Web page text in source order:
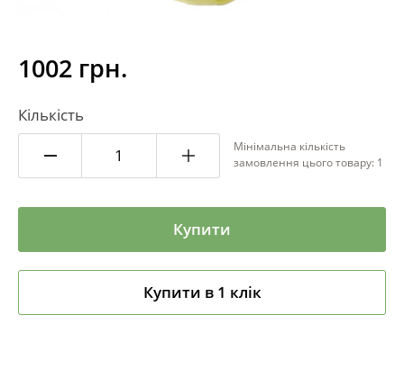
1002 грн.
Кількість
Мінімальна кількість
замовлення цього товару: 1
Купити
Купити в 1 клік